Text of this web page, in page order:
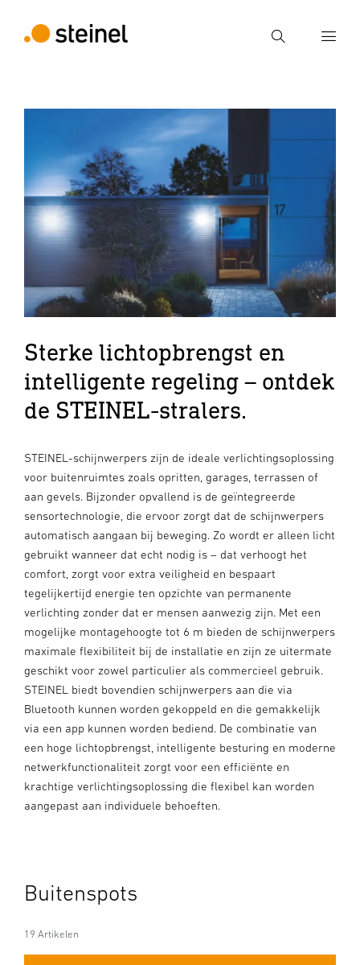
Zoek
Voer een zoekterm in
Sterke lichtopbrengst en
intelligente regeling – ontdek
de STEINEL-stralers.
STEINEL-schijnwerpers zijn de ideale verlichtingsoplossing
voor buitenruimtes zoals opritten, garages, terrassen of
aan gevels. Bijzonder opvallend is de geïntegreerde
sensortechnologie, die ervoor zorgt dat de schijnwerpers
automatisch aangaan bij beweging. Zo wordt er alleen licht
gebruikt wanneer dat echt nodig is – dat verhoogt het
comfort, zorgt voor extra veiligheid en bespaart
tegelijkertijd energie ten opzichte van permanente
verlichting zonder dat er mensen aanwezig zijn. Met een
mogelijke montagehoogte tot 6 m bieden de schijnwerpers
maximale flexibiliteit bij de installatie en zijn ze uitermate
geschikt voor zowel particulier als commercieel gebruik.
STEINEL biedt bovendien schijnwerpers aan die via
Bluetooth kunnen worden gekoppeld en die gemakkelijk
via een app kunnen worden bediend. De combinatie van
een hoge lichtopbrengst, intelligente besturing en moderne
netwerkfunctionaliteit zorgt voor een efficiënte en
krachtige verlichtingsoplossing die flexibel kan worden
aangepast aan individuele behoeften.
Buitenspots
19 Artikelen